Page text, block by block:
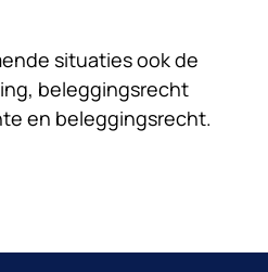
situaties ook de
beleggingsrecht
en beleggingsrecht.